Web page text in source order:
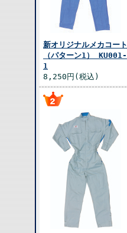
新オリジナルメカコート
（パターン1） KU001-
1
8,250円(税込)